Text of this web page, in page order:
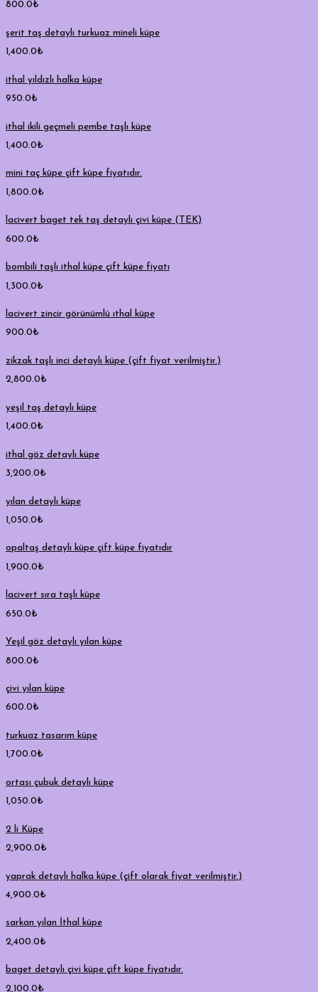
800.0₺
şerit taş detaylı turkuaz mineli küpe
1,400.0₺
ithal yıldızlı halka küpe
950.0₺
ithal ikili geçmeli pembe taşlı küpe
1,400.0₺
mini taç küpe çift küpe fiyatıdır.
1,800.0₺
lacivert baget tek taş detaylı çivi küpe (TEK)
600.0₺
bombili taşlı ithal küpe çift küpe fiyatı
1,300.0₺
lacivert zincir görünümlü ıthal küpe
900.0₺
zikzak taşlı inci detaylı küpe (çift fiyat verilmiştir.)
2,800.0₺
yeşil taş detaylı küpe
1,400.0₺
ithal göz detaylı küpe
3,200.0₺
yılan detaylı küpe
1,050.0₺
opaltaş detaylı küpe çift küpe fiyatıdır
1,900.0₺
lacivert sıra taşlı küpe
650.0₺
Yeşil göz detaylı yılan küpe
800.0₺
çivi yılan küpe
600.0₺
turkuaz tasarım küpe
1,700.0₺
ortası çubuk detaylı küpe
1,050.0₺
2 li Küpe
2,900.0₺
yaprak detaylı halka küpe (çift olarak fiyat verilmiştir.)
4,900.0₺
sarkan yılan İthal küpe
2,400.0₺
baget detaylı çivi küpe çift küpe fiyatıdır.
2,100.0₺